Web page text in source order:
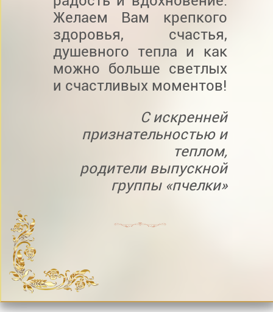
Желаем Вам крепкого
здоровья, счастья,
душевного тепла и как
можно больше светлых
и счастливых моментов!
С искренней
признательностью и
теплом,
родители выпускной
группы «пчелки»